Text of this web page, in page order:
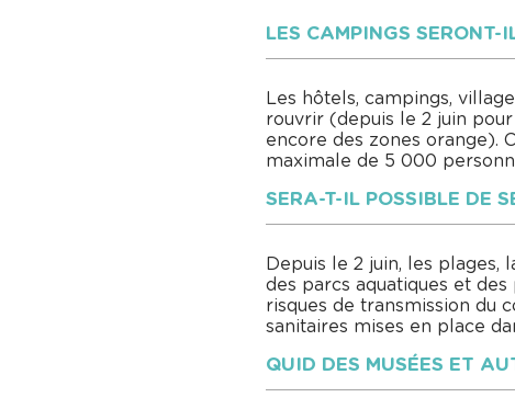
LES CAMPINGS SERONT-
Les hôtels, campings,
rouvrir (depuis le 2 juin
encore des zones orange).
maximale de 5 000
SERA-T-IL POSSIBLE DE
Depuis le 2 juin, les plages,
des parcs aquatiques et
risques de transmission du
sanitaires mises en place
QUID DES MUSÉES ET